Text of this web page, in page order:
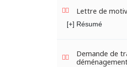
Lettre de
[+] Résumé
Demande de